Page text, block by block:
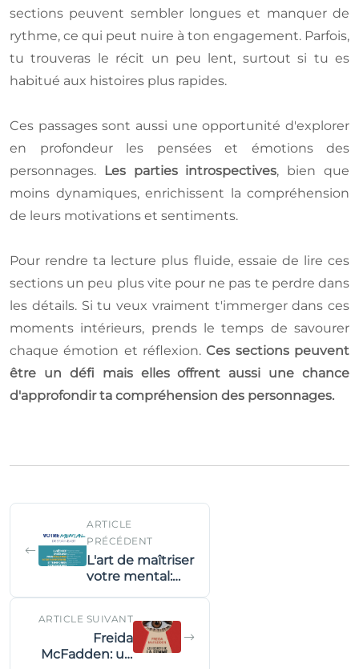
sections peuvent sembler longues et manquer de
rythme, ce qui peut nuire à ton engagement. Parfois,
tu trouveras le récit un peu lent, surtout si tu es
habitué aux histoires plus rapides.
Ces passages sont aussi une opportunité d'explorer
en profondeur les pensées et émotions des
personnages.
Les parties introspectives, bien que
moins dynamiques, enrichissent la compréhension
de leurs motivations et sentiments.
Pour rendre ta lecture plus fluide, essaie de lire ces
sections un peu plus vite pour ne pas te perdre dans
les détails. Si tu veux vraiment t'immerger dans ces
moments intérieurs, prends le temps de savourer
chaque émotion et réflexion. Ces sections peuvent
être un défi mais elles offrent aussi une chance
d'approfondir ta compréhension des personnages.
ARTICLE
PRÉCÉDENT
L'art de maîtriser
votre mental:
étapes
ARTICLE SUIVANT
Freida
McFadden: un